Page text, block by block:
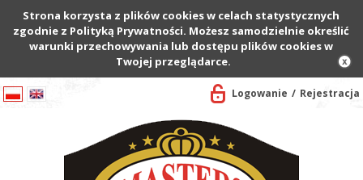
Strona korzysta z plików cookies w celach statystycznych
zgodnie z Polityką Prywatności. Możesz samodzielnie określić
warunki przechowywania lub dostępu plików cookies w
Twojej przeglądarce.
Logowanie Rejestracja